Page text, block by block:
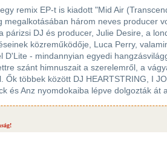
remix EP-t is kiadott "Mid Air
megalkotásában három neves producer
párizsi DJ és producer, Julie Desire, a
közreműködője, Luca Perry,
D'Lite - mindannyian egyedi
szánt himnuszait a szerelemről, a
Ők többek között DJ HEARTSTRING, I
és Anz nyomdokaiba lépve dolgozták át